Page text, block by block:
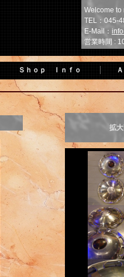
Welcome to
TEL：045-
E-Mail：
営業時間 :
Ｓｈｏｐ Ｉｎｆｏ Ａ
拡